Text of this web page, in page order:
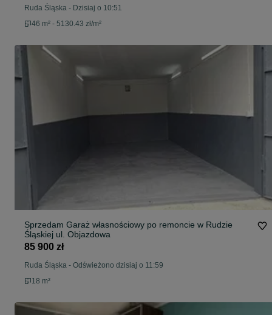
Ruda Śląska - Dzisiaj o 10:51
46 m² - 5130.43 zł/m²
Sprzedam Garaż własnościowy po remoncie w Rudzie
Śląskiej ul. Objazdowa
85 900 zł
Ruda Śląska - Odświeżono dzisiaj o 11:59
18 m²